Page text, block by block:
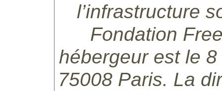
l’infrastructure
Fondation
hébergeur est le 8
75008 Paris. La